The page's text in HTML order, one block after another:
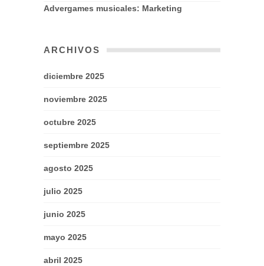
Advergames musicales: Marketing
ARCHIVOS
diciembre 2025
noviembre 2025
octubre 2025
septiembre 2025
agosto 2025
julio 2025
junio 2025
mayo 2025
abril 2025